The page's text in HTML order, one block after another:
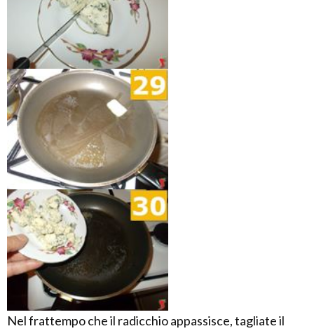
Nel frattempo che il radicchio appassisce, tagliate il